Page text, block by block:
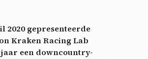
2020 gepresenteerde
Kraken Racing Lab
een downcountry-